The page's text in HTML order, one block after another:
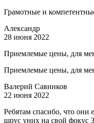
Грамотные и
Александр
28 июня 2022
Приемлемые цены, для
Приемлемые цены, для
Валерий Савинков
22 июня 2022
Ребятам спасибо, что они
шрус уних на свой фокус